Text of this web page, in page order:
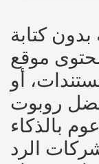
كتابة
موقع
أو
روبوت
بالذكاء
الرد